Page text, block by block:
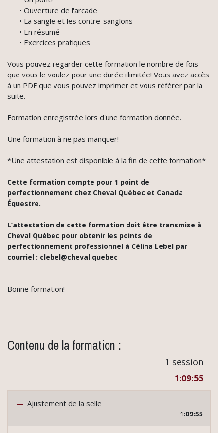
• Ouverture de l'arcade
• La sangle et les contre-sanglons
• En résumé
• Exercices pratiques
Vous pouvez regarder cette formation le nombre de fois
que vous le voulez pour une durée illimitée! Vous avez accès
à un PDF que vous pouvez imprimer et vous référer par la
suite.
Formation enregistrée lors d'une formation donnée.
Une formation à ne pas manquer!
*Une attestation est disponible à la fin de cette formation*
Cette formation compte pour 1 point de
perfectionnement chez Cheval Québec et Canada
Équestre.
L’attestation de cette formation doit être transmise à
Cheval Québec pour obtenir les points de
perfectionnement professionnel à Célina Lebel par
courriel : clebel@cheval.quebec
Bonne formation!
Contenu de la formation :
1 session
1:09:55
Ajustement de la selle
1:09:55